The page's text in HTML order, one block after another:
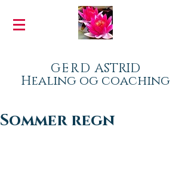
GERD ASTRID
Healing og coaching
Sommer regn